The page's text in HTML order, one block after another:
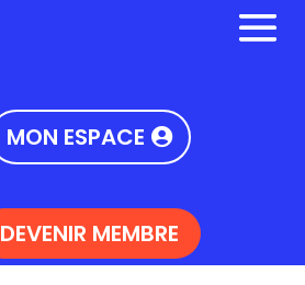
MON ESPACE
DEVENIR MEMBRE